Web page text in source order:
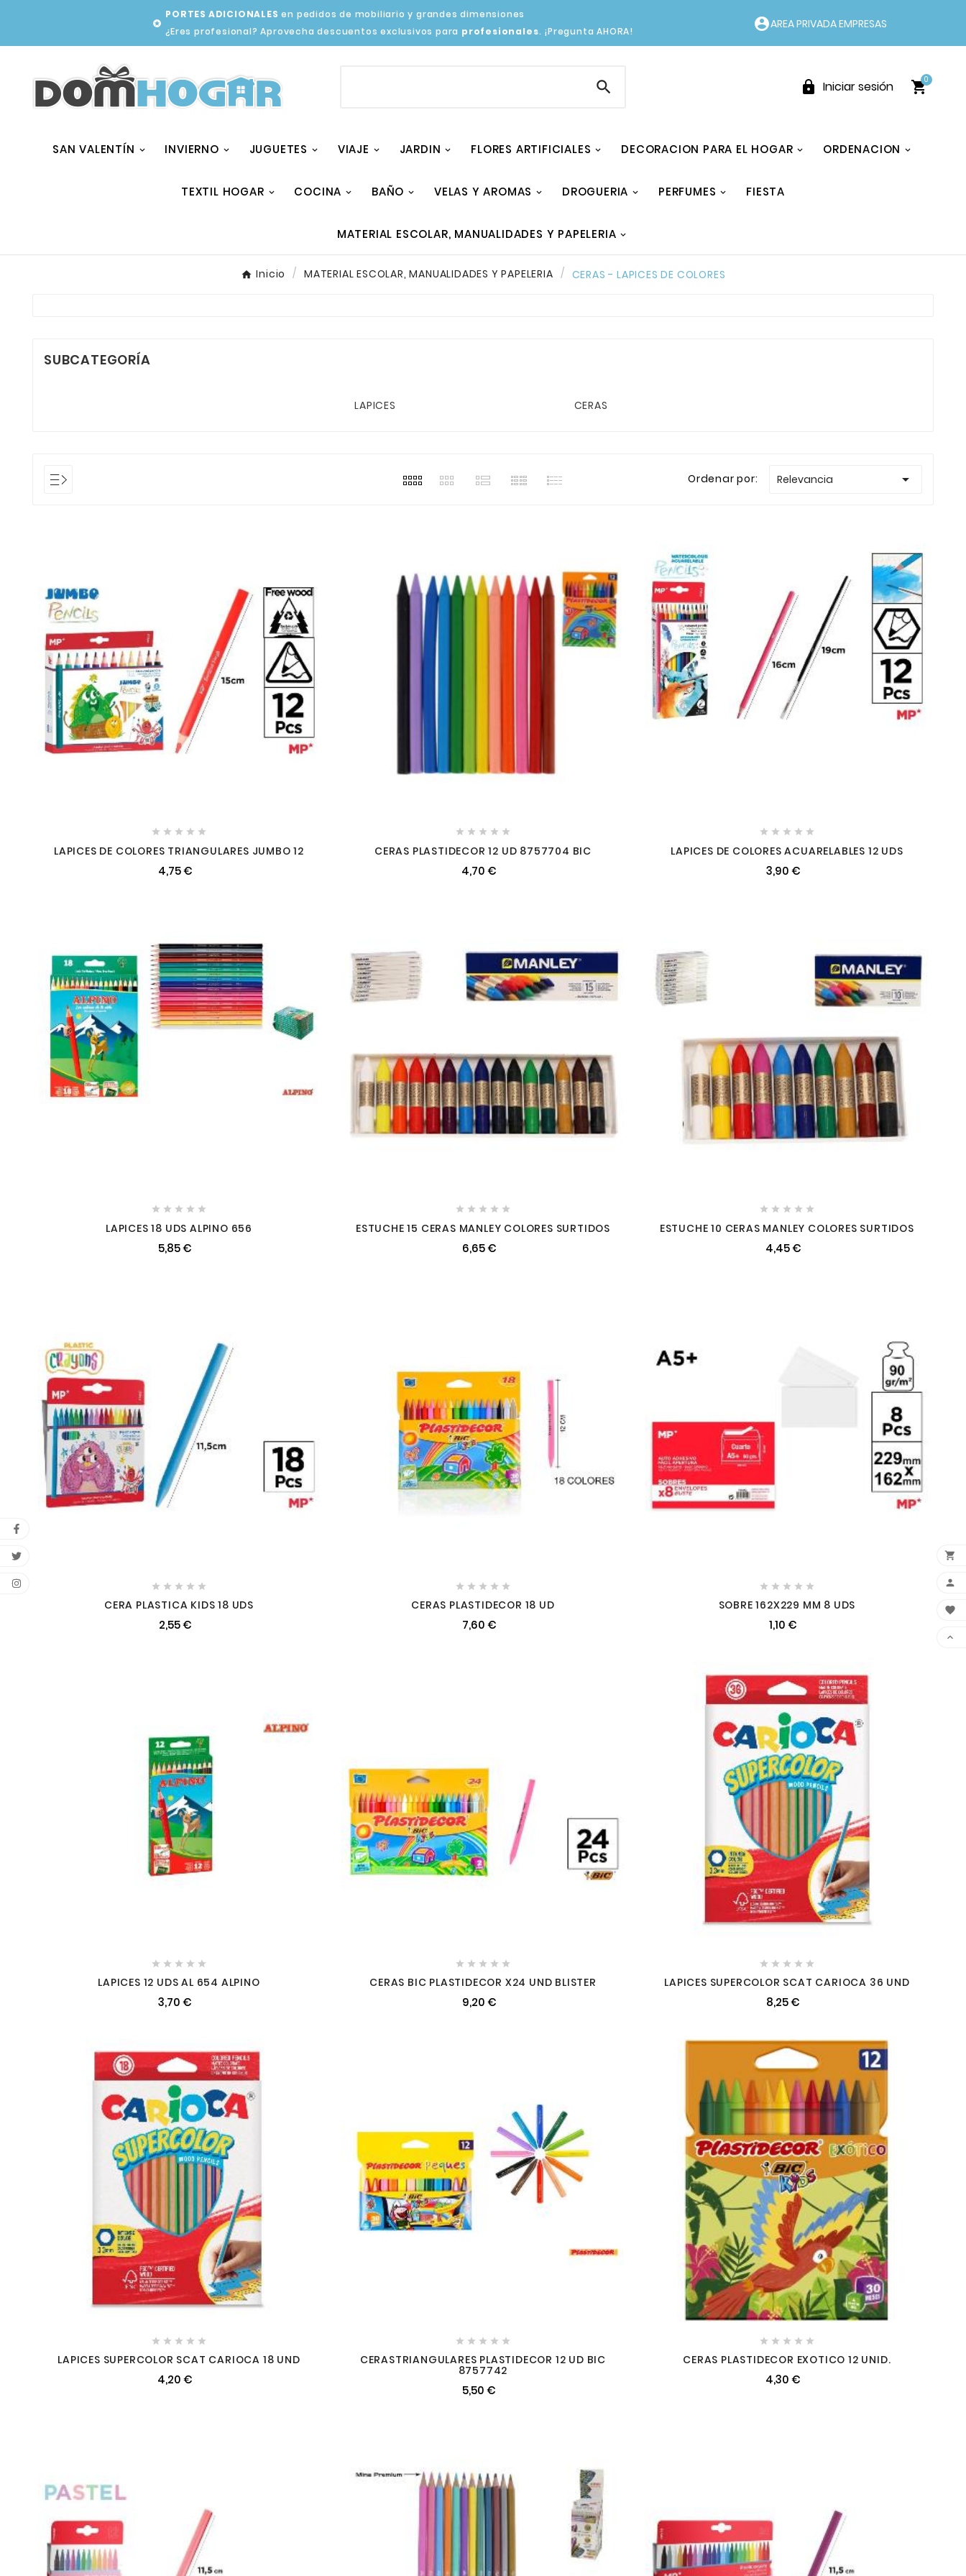

PORTES ADICIONALES en pedidos de mobiliario y grandes dimensiones
¿Eres profesional? Aprovecha descuentos exclusivos para profesionales. ¡Pregunta AHORA! account_circleAREA PRIVADA EMPRESAS
  Iniciar sesión 
0
SAN VALENTÍN INVIERNO JUGUETES VIAJE JARDIN FLORES ARTIFICIALES DECORACION PARA EL HOGAR ORDENACION
TEXTIL HOGAR COCINA BAÑO VELAS Y AROMAS DROGUERIA PERFUMES FIESTA
MATERIAL ESCOLAR, MANUALIDADES Y PAPELERIA
Inicio MATERIAL ESCOLAR, MANUALIDADES Y PAPELERIA CERAS - LAPICES DE COLORES
SUBCATEGORÍA
LAPICES CERAS
Ordenar por: Relevancia 
    
LAPICES DE COLORES TRIANGULARES JUMBO 12
4,75 €
    
CERAS PLASTIDECOR 12 UD 8757704 BIC
4,70 €
    
LAPICES DE COLORES ACUARELABLES 12 UDS
3,90 €
    
LAPICES 18 UDS ALPINO 656
5,85 €
    
ESTUCHE 15 CERAS MANLEY COLORES SURTIDOS
6,65 €
    
ESTUCHE 10 CERAS MANLEY COLORES SURTIDOS
4,45 €
    
CERA PLASTICA KIDS 18 UDS
2,55 €
    
CERAS PLASTIDECOR 18 UD
7,60 €
    
SOBRE 162X229 MM 8 UDS
1,10 €
    
LAPICES 12 UDS AL 654 ALPINO
3,70 €
    
CERAS BIC PLASTIDECOR X24 UND BLISTER
9,20 €
    
LAPICES SUPERCOLOR SCAT CARIOCA 36 UND
8,25 €
    
LAPICES SUPERCOLOR SCAT CARIOCA 18 UND
4,20 €
    
CERASTRIANGULARES PLASTIDECOR 12 UD BIC
8757742
5,50 €
    
CERAS PLASTIDECOR EXOTICO 12 UNID.
4,30 €



